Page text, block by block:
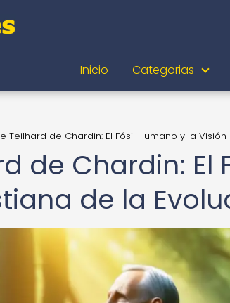
Inicio Categorias
Teilhard de Chardin: El Fósil Humano y la
de Chardin: El
de la